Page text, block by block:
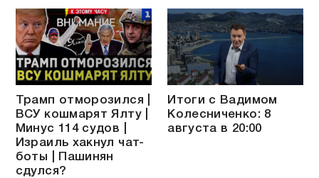
Трамп отморозился |
ВСУ кошмарят Ялту |
Минус 114 судов |
Израиль хакнул чат-
боты | Пашинян
сдулся?
Итоги с Вадимом
Колесниченко: 8
августа в 20:00